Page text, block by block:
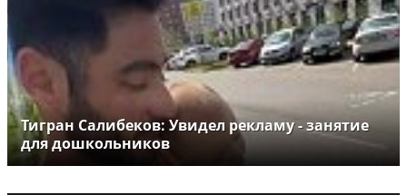
Тигран Салибеков: Увидел рекламу - занятие
для дошкольников